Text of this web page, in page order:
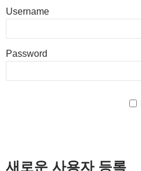
Username
Password
새로운 사용자 등록